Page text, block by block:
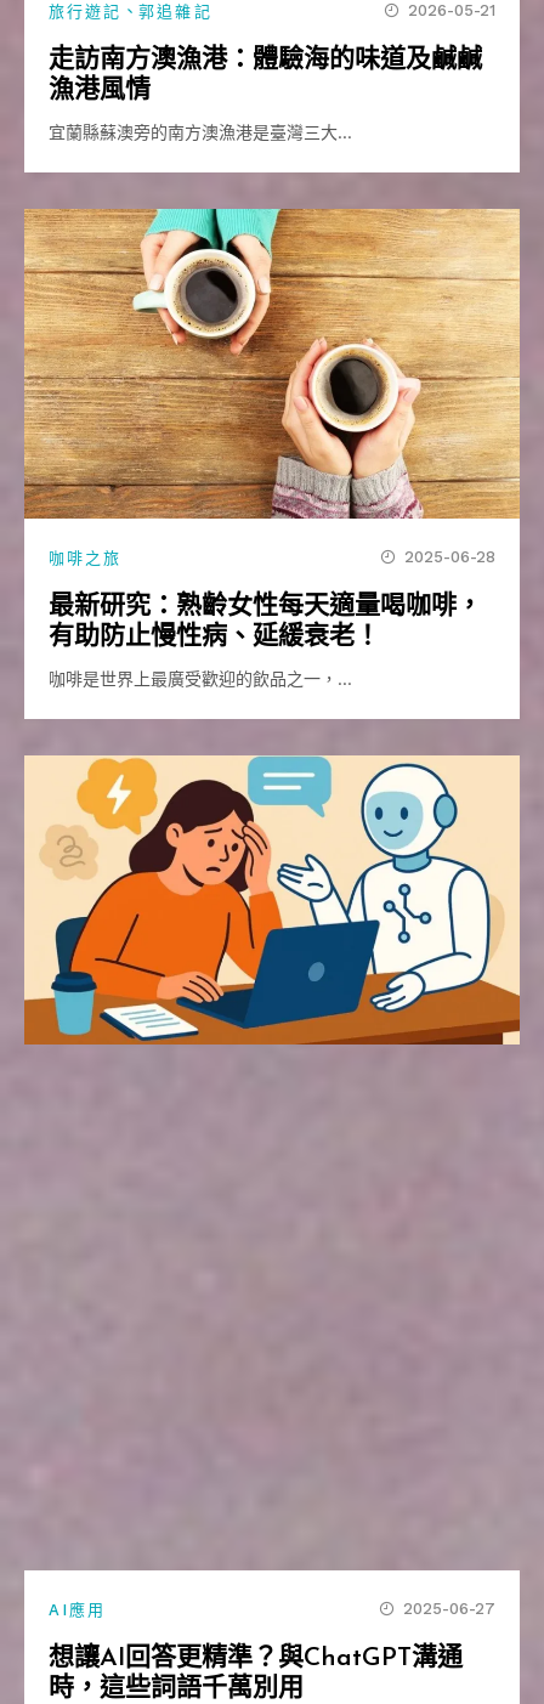
旅行遊記 、郭追雜記 2026-05-21
走訪南方澳漁港：體驗海的味道及鹹鹹
漁港風情
宜蘭縣蘇澳旁的南方澳漁港是臺灣三大…
咖啡之旅 2025-06-28
最新研究：熟齡女性每天適量喝咖啡，
有助防止慢性病、延緩衰老！
咖啡是世界上最廣受歡迎的飲品之一，…
AI應用 2025-06-27
想讓AI回答更精準？與ChatGPT溝通
時，這些詞語千萬別用